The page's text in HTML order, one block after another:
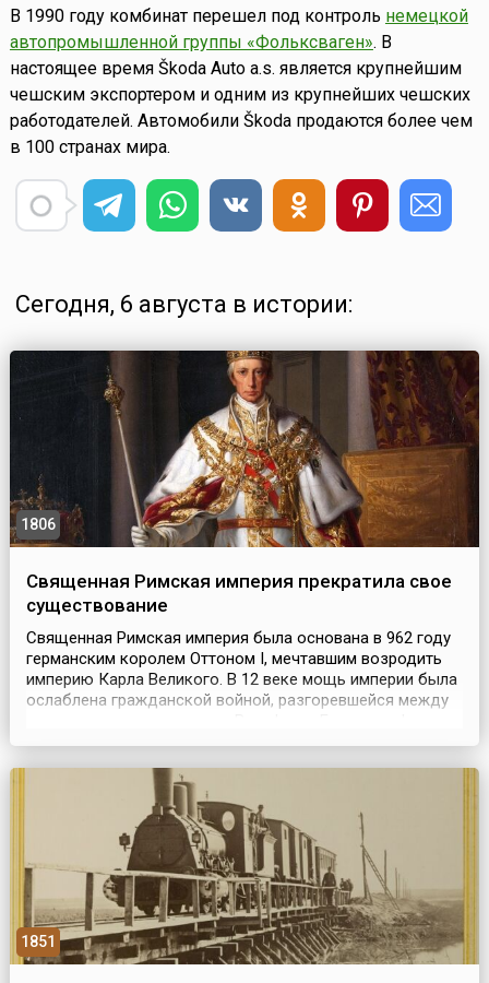
В 1990 году комбинат перешел под контроль немецкой
автопромышленной группы «Фольксваген». В
настоящее время Škoda Auto a.s. является крупнейшим
чешским экспортером и одним из крупнейших чешских
работодателей. Автомобили Škoda продаются более чем
в 100 странах мира.
Сегодня, 6 августа в истории:
1806
Священная Римская империя прекратила свое
существование
Священная Римская империя была основана в 962 году
германским королем Оттоном I, мечтавшим возродить
империю Карла Великого. В 12 веке мощь империи была
ослаблена гражданской войной, разгоревшейся между
Начиная с 1438 года императорская корона Священной
Габсбургов, которые, следуя общей тенденции, ...
1851